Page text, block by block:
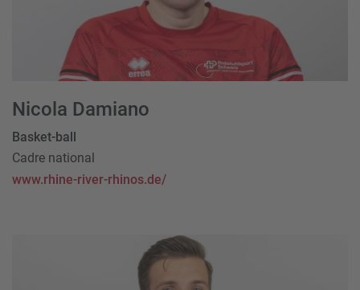
Nicola Damiano
Basket-ball
Cadre national
www.rhine-river-rhinos.de/